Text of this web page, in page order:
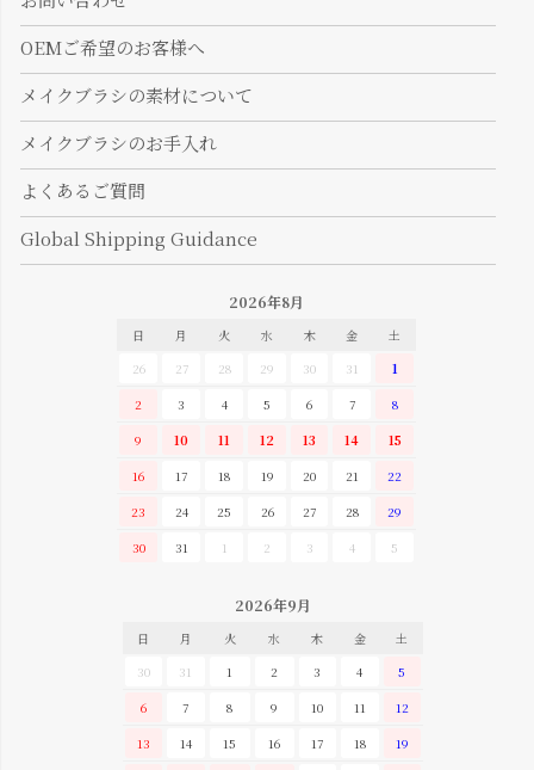
OEMご希望のお客様へ
メイクブラシの素材について
メイクブラシのお手入れ
よくあるご質問
Global Shipping Guidance
2026年8月
日 月 火 水 木 金
土
26
27 28 29 30 31
1
2
3 4 5 6 7
8
9
10 11 12 13 14
15
16
17 18 19 20 21
22
23
24 25 26 27 28
29
30
31 1 2 3 4 5
2026年9月
日 月 火 水 木 金
土
30
31 1 2 3 4
5
6
7 8 9 10 11
12
13
14 15 16 17 18 19